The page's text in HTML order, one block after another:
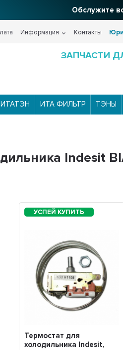
Обслужите
Информация Контакты
ЗАПЧАСТИ
ИТАТЭН ИТА ФИЛЬТР ТЭНЫ
Indesit
Термостат для
холодильника Indesit,